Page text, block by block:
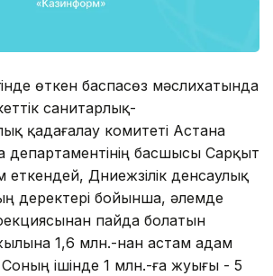
өткен баспасөз мәслихатында
санитарлық-
қадағалау комитеті Астана
департаментінің басшысы Сарқыт
Дүниежүзілік денсаулық
деректері бойынша, әлемде
пайда болатын
1,6 млн.-нан астам адам
ішінде 1 млн.-ға жуығы - 5